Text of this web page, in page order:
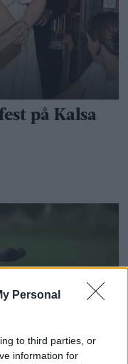
Personal
to third parties, or
information for